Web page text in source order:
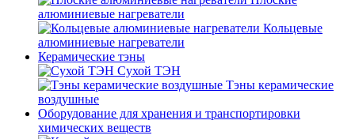
алюминиевые нагреватели
Кольцевые
алюминиевые нагреватели
Керамические тэны
Сухой ТЭН
Тэны керамические
воздушные
Оборудование для хранения и транспортировки
химических веществ